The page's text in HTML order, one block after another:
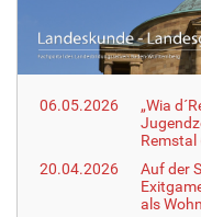
e
:
06.05.2026
„Wia
20.04.2026
Auf der
als